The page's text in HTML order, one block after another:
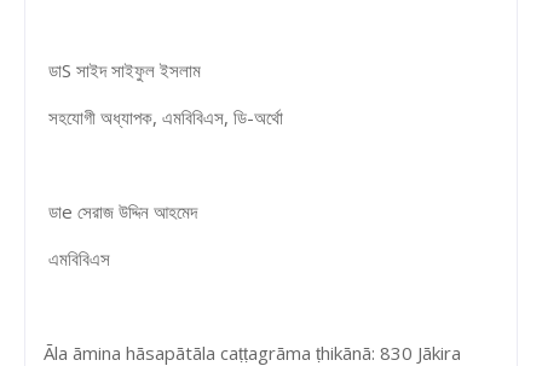
ডাS সাইদ সাইফুল ইসলাম
সহযোগী অধ্যাপক, এমবিবিএস, ডি-অর্থো
ডাe সেরাজ উদ্দিন আহমেদ
এমবিবিএস
Āla āmina hāsapātāla caṭṭagrāma ṭhikānā: 830 Jākira